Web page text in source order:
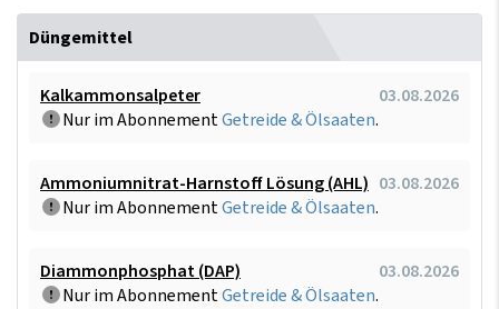
Düngemittel
Kalkammonsalpeter
03.08.2026
Nur im AbonnementGetreide & Ölsaaten.
Ammoniumnitrat-Harnstoff Lösung (AHL) 03.08.2026
Nur im AbonnementGetreide & Ölsaaten.
Diammonphosphat (DAP)
03.08.2026
Nur im AbonnementGetreide & Ölsaaten.